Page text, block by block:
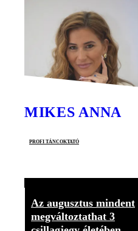
MIKES ANNA
profi táncoktató
Az augusztus mindent
megváltoztathat 3